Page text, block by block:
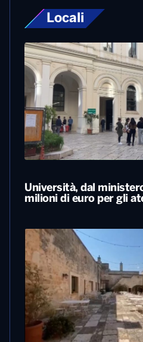
Locali
Università, dal
milioni di euro per gli